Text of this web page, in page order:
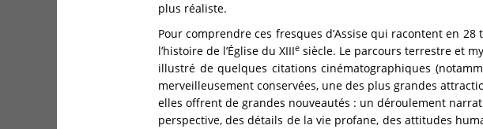
plus réaliste.
Pour comprendre ces fresques d’Assise qui racontent en
l’histoire de l’Église du XIIIe siècle. Le parcours terrestre et
illustré de quelques citations cinématographiques
merveilleusement conservées, une des plus grandes
elles offrent de grandes nouveautés : un déroulement
perspective, des détails de la vie profane, des attitudes